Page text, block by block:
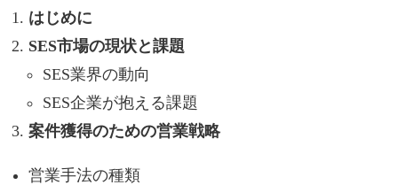
はじめに
SES市場の現状と課題
SES業界の動向
SES企業が抱える課題
案件獲得のための営業戦略
営業手法の種類